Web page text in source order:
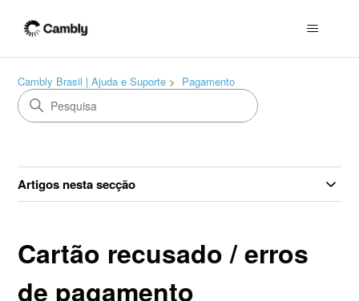
Cambly Brasil | Ajuda e Suporte Pagamento
Artigos nesta secção
Cartão recusado / erros
de pagamento